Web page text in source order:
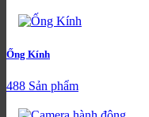
Ống Kính
488 Sản phẩm